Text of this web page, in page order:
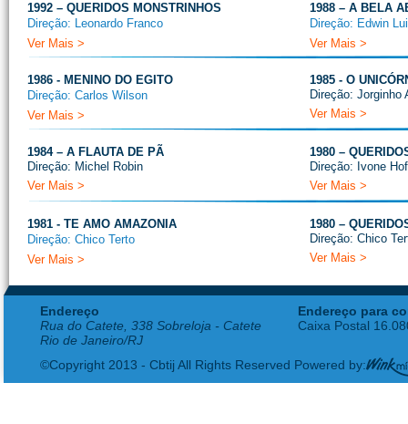
1992 – QUERIDOS MONSTRINHOS
Direção: Leonardo Franco
Ver Mais >
1988 – A BELA
Direção: Edwin
Ver Mais >
1986 - MENINO DO EGITO
Direção: Carlos Wilson
Ver Mais >
1985 - O
Direção: Jorginho
Ver Mais >
1984 – A FLAUTA DE PÃ
Direção: Michel Robin
Ver Mais >
1980 –
Direção: Ivone
Ver Mais >
1981 - TE AMO AMAZONIA
Direção: Chico Terto
Ver Mais >
1980 –
Direção: Chico
Ver Mais >
Endereço
Rua do Catete, 338 Sobreloja - Catete
Rio de Janeiro/RJ
Endereço para
Caixa Postal
©Copyright 2013 - Cbtij All Rights Reserved Powered by: